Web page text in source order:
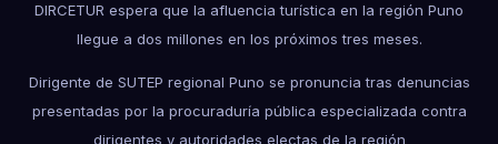
DIRCETUR espera que la afluencia turística en la región Puno
llegue a dos millones en los próximos tres meses.
Dirigente de SUTEP regional Puno se pronuncia tras denuncias
presentadas por la procuraduría pública especializada contra
dirigentes y autoridades electas de la región